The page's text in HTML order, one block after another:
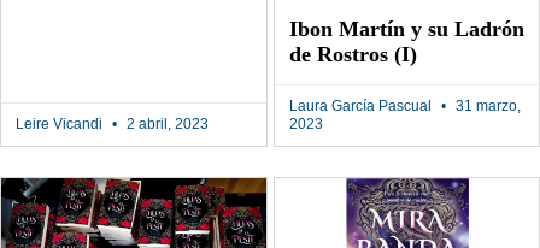
Leire Vicandi 2 abril, 2023
Ibon Martín y su Ladrón
de Rostros (I)
Laura García Pascual
31 marzo,
2023